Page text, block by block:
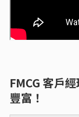
FMCG 客戶
豐富！